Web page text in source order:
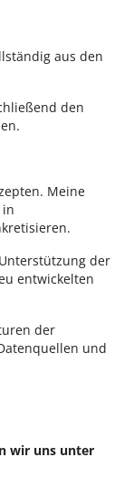
aus den
den
Meine
der
entwickelten
der
und
wir uns unter